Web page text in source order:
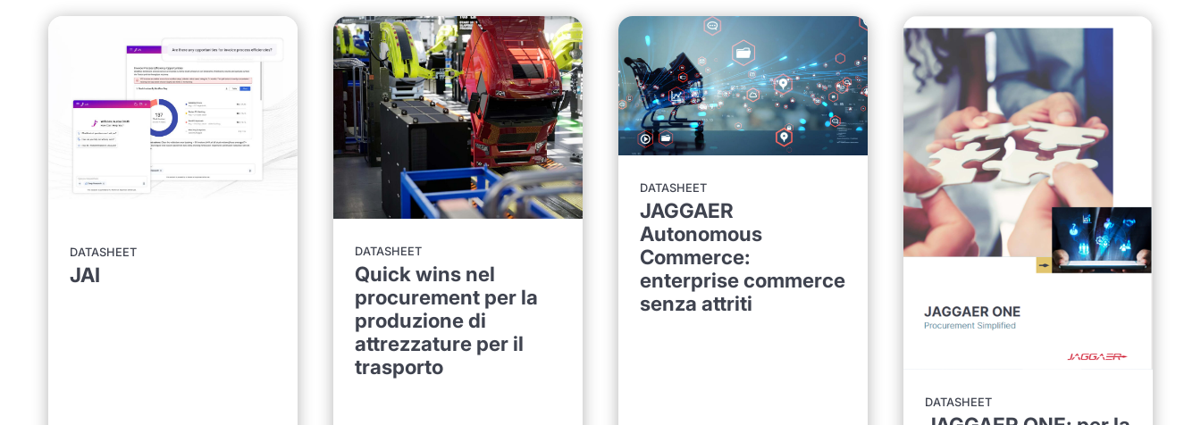
DATASHEET
JAI
DATASHEET
Quick wins nel
procurement per la
produzione di
attrezzature per il
trasporto
DATASHEET
JAGGAER
Autonomous
Commerce:
enterprise commerce
senza attriti
DATASHEET